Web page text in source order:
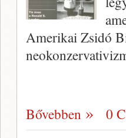
Amerikai Zsidó
Bővebben 0